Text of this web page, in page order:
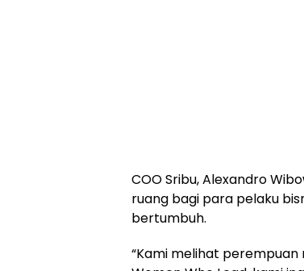
COO Sribu, Alexandro
ruang bagi para pelaku
bertumbuh.
“Kami melihat perempuan